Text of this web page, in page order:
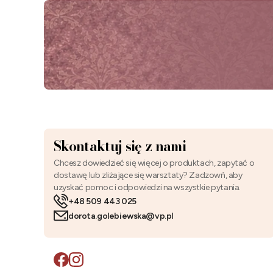
Skontaktuj się z nami
Chcesz dowiedzieć się więcej o produktach, zapytać o
dostawę lub zliżające się warsztaty? Zadzowń, aby
uzyskać pomoc i odpowiedzi na wszystkie pytania.
+48 509 443 025
dorota.golebiewska@vp.pl